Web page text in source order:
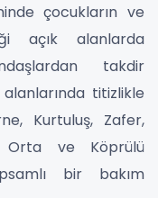
çocukların ve
açık alanlarda
takdir
titizlikle
Kurtuluş, Zafer,
Orta ve Köprülü
bir bakım